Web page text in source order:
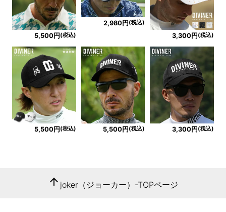
5,500円 (税込)
2,980円 (税込)
3,300円 (税込)
5,500円 (税込) 5,500円 (税込) 3,300円 (税込)
arrow_upward joker（ジョーカー）-TOPページ